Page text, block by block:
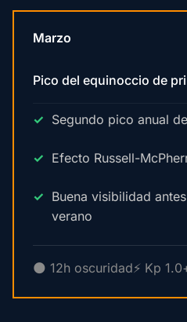
Marzo
Pico del equinoccio de
Segundo pico anual
Efecto Russell-
Buena visibilidad
verano
🌑 12h oscuridad⚡ Kp